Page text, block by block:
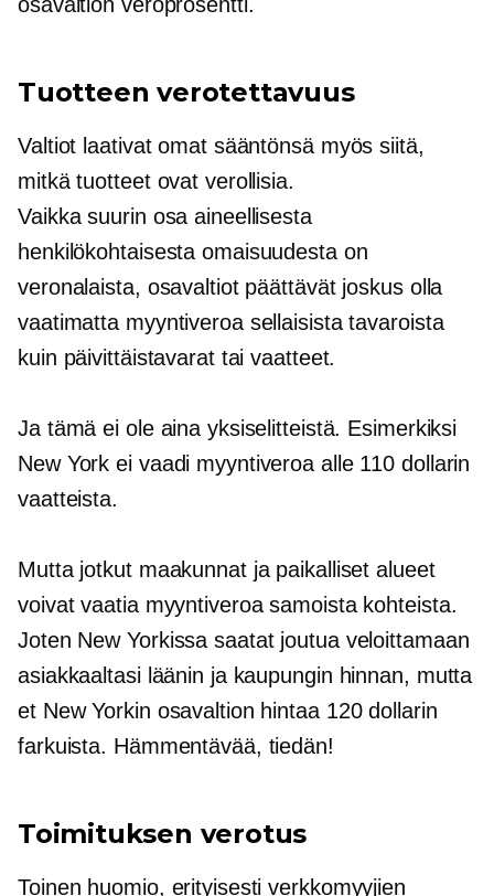
Tuotteen verotettavuus
Valtiot laativat omat sääntönsä myös siitä,
mitkä tuotteet ovat verollisia.
Vaikka suurin osa aineellisesta
henkilökohtaisesta omaisuudesta on
veronalaista, osavaltiot päättävät joskus olla
vaatimatta myyntiveroa sellaisista tavaroista
kuin päivittäistavarat tai vaatteet.
Ja tämä ei ole aina yksiselitteistä. Esimerkiksi
New York ei vaadi myyntiveroa alle 110 dollarin
vaatteista.
Mutta jotkut maakunnat ja paikalliset alueet
voivat vaatia myyntiveroa samoista kohteista.
Joten New Yorkissa saatat joutua veloittamaan
asiakkaaltasi läänin ja kaupungin hinnan, mutta
et New Yorkin osavaltion hintaa 120 dollarin
farkuista. Hämmentävää, tiedän!
Toimituksen verotus
Toinen huomio, erityisesti verkkomyyjien